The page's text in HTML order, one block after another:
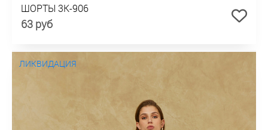
ШОРТЫ 3К-906
63 руб
ЛИКВИДАЦИЯ